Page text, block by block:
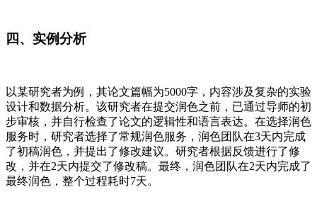
四、实例分析
以某研究者为例，其论文篇幅为5000字，内容涉及复杂的实验
设计和数据分析。该研究者在提交润色之前，已通过导师的初
步审核，并自行检查了论文的逻辑性和语言表达。在选择润色
服务时，研究者选择了常规润色服务，润色团队在3天内完成
了初稿润色，并提出了修改建议。研究者根据反馈进行了修
改，并在2天内提交了修改稿。最终，润色团队在2天内完成了
最终润色，整个过程耗时7天。